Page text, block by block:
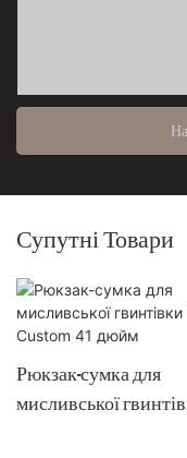
Супутні Товари
Рюкзак-сумка для
мисливської